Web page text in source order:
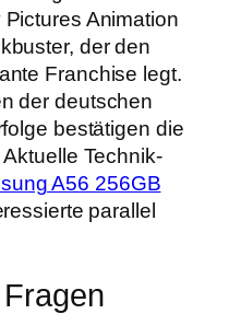
Animation
der den
Franchise legt.
der deutschen
bestätigen die
Technik-
A56 256GB
parallel